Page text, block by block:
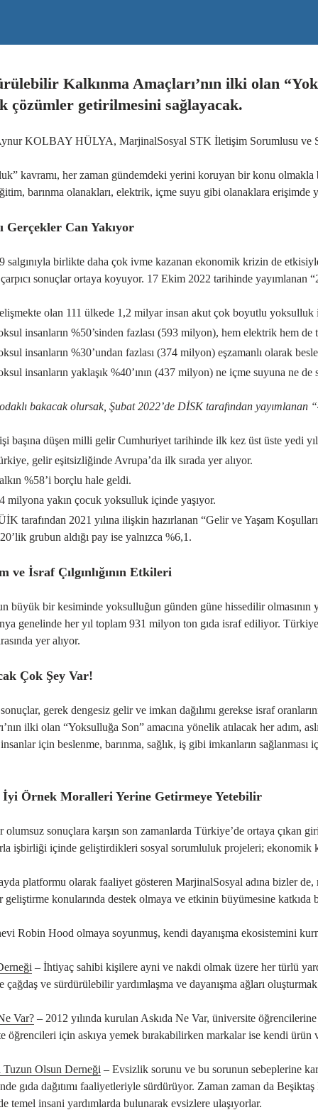
Kalkınma Amaçları’nın ilki olan
çözümler getirilmesini sağlayacak.
KOLBAY HÜLYA, MarjinalSosyal STK İletişim Sorumlusu ve
kavramı, her zaman gündemdeki yerini koruyan bir konu olmakla
barınma olanakları, elektrik, içme suyu gibi olanaklara
Gerçekler Can Yakıyor
salgınıyla birlikte daha çok ivme kazanan ekonomik krizin de
sonuçlar ortaya koyuyor. 17 Ekim 2022 tarihinde
olan 111 ülkede 1,2 milyar insan akut çok boyutlu yoksulluk
insanların %50’sinden fazlası (593 milyon), hem elektrik hem de
insanların %30’undan fazlası (374 milyon) eşzamanlı olarak
insanların yaklaşık %40’ının (437 milyon) ne içme suyuna ne de
bakacak olursak, Şubat 2022’de DİSK tarafından
başına düşen milli gelir Cumhuriyet tarihinde ilk kez üst üste yedi yıl
gelir eşitsizliğinde Avrupa’da ilk sırada yer alıyor.
%58’i borçlu hale geldi.
milyona yakın çocuk yoksulluk içinde yaşıyor.
tarafından 2021 yılına ilişkin hazırlanan “Gelir ve Yaşam
grubun aldığı pay ise yalnızca %6,1.
ve İsraf Çılgınlığının Etkileri
büyük bir kesiminde yoksulluğun günden güne hissedilir olmasının
genelinde her yıl toplam 931 milyon ton gıda israf ediliyor.
yer alıyor.
Çok Şey Var!
gerek dengesiz gelir ve imkan dağılımı gerekse israf
ilki olan “Yoksulluğa Son” amacına yönelik atılacak her adım,
için beslenme, barınma, sağlık, iş gibi imkanların
Örnek Moralleri Yerine Getirmeye Yetebilir
olumsuz sonuçlara karşın son zamanlarda Türkiye’de ortaya çıkan
işbirliği içinde geliştirdikleri sosyal sorumluluk projeleri; ekonomik
platformu olarak faaliyet gösteren MarjinalSosyal adına bizler
geliştirme konularında destek olmaya ve etkinin büyümesine katkıda
Robin Hood olmaya soyunmuş, kendi dayanışma ekosistemini
– İhtiyaç sahibi kişilere ayni ve nakdi olmak üzere her türlü
çağdaş ve sürdürülebilir yardımlaşma ve dayanışma ağları
Var? – 2012 yılında kurulan Askıda Ne Var, üniversite
öğrencileri için askıya yemek bırakabilirken markalar ise kendi ürün
Tuzun Olsun Derneği – Evsizlik sorunu ve bu sorunun sebeplerine
gıda dağıtımı faaliyetleriyle sürdürüyor. Zaman zaman da
temel insani yardımlarda bulunarak evsizlere ulaşıyorlar.